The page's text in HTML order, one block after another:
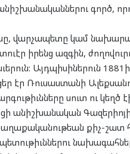
գործ,
վարչապետը կամ
իրենց ազգին,
Այդպիսիներուն
էր Ռուսաստանի
սուտ ու
անիշխանական
քիչ-շատ